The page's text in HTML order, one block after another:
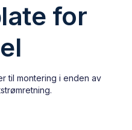
for
til montering i enden av